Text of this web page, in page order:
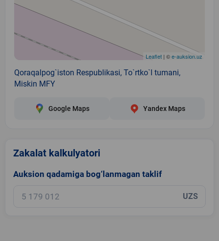
Leaflet | ©e-auksion.uz
Qoraqalpog`iston Respublikasi, To`rtko`l tumani,
Miskin MFY
Google Maps Yandex Maps
Zakalat kalkulyatori
Auksion qadamiga bog‘lanmagan taklif
UZS